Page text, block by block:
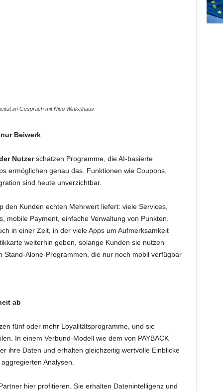
im Gespräch mit Nico Winkelhaus
Beiwerk
Nutzerschätzen Programme, die AI-basierte
ermöglichen genau das. Funktionen wie Coupons,
sind heute unverzichtbar.
den Kunden echten Mehrwert liefert: viele Services,
mobile Payment, einfache Verwaltung von Punkten.
in einer Zeit, in der viele Apps um Aufmerksamkeit
weiterhin geben, solange Kunden sie nutzen
Alone-Programmen, die nur noch mobil verfügbar
ab
fünf oder mehr Loyalitätsprogramme, und sie
In einem Verbund-Modell wie dem von PAYBACK
ihre Daten und erhalten gleichzeitig wertvolle Einblicke
Analysen.
hier profitieren. Sie erhalten Datenintelligenz und